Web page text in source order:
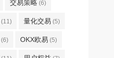
交易策略 (6)
(11) 量化交易 (5)
(6) OKX欧易 (5)